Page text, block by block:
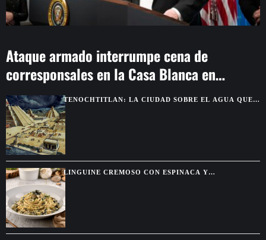
Ataque armado interrumpe cena de
corresponsales en la Casa Blanca en
WashingtonTENOCHTITLAN: LA CIUDAD SOBRE EL AGUA QUE
DEJÓ SIN PALABRAS A LOS CONQUISTADORES
LINGUINE CREMOSO CON ESPINACA Y
ALCACHOFA, UNA PASTA FÁCIL CON SABOR DE
RESTAURANTE